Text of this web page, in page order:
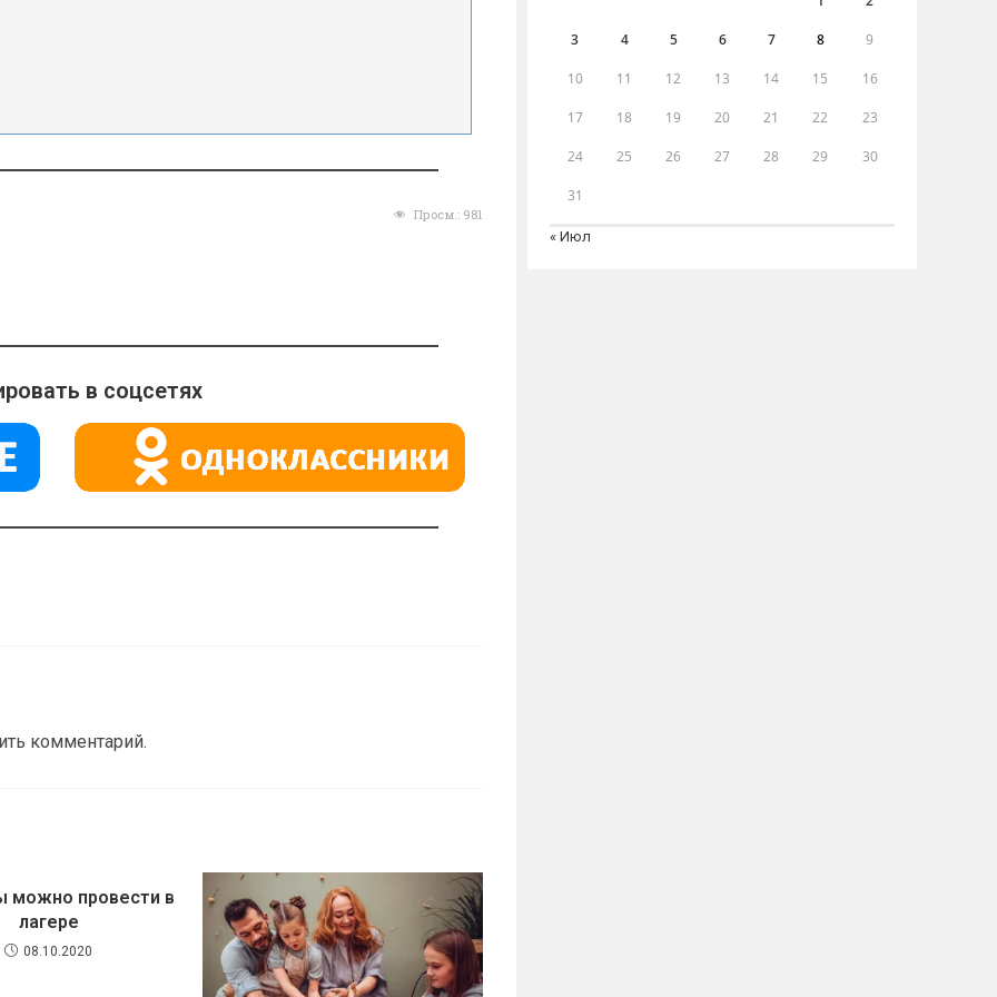
Просм.: 981
в соцсетях
комментарий.
можно провести в
лагере
08.10.2020
3 4 5 6 7 8 9
10 11 12 13 14 15 16
17 18 19 20 21 22 23
24 25 26 27 28 29 30
31
« Июл